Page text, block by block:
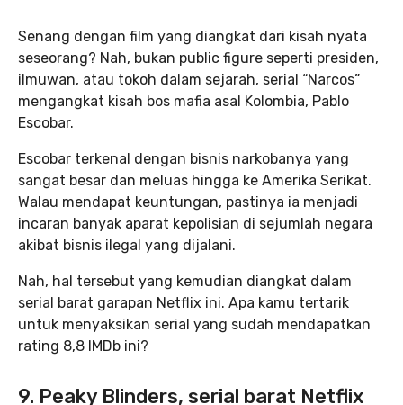
Senang dengan film yang diangkat dari kisah nyata
seseorang? Nah, bukan public figure seperti presiden,
ilmuwan, atau tokoh dalam sejarah, serial “Narcos”
mengangkat kisah bos mafia asal Kolombia, Pablo
Escobar.
Escobar terkenal dengan bisnis narkobanya yang
sangat besar dan meluas hingga ke Amerika Serikat.
Walau mendapat keuntungan, pastinya ia menjadi
incaran banyak aparat kepolisian di sejumlah negara
akibat bisnis ilegal yang dijalani.
Nah, hal tersebut yang kemudian diangkat dalam
serial barat garapan Netflix ini. Apa kamu tertarik
untuk menyaksikan serial yang sudah mendapatkan
rating 8,8 IMDb ini?
9. Peaky Blinders, serial barat Netflix